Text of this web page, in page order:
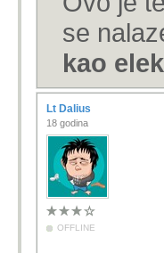
se
kao
Lt Dalius
18 godina
OFFLINE